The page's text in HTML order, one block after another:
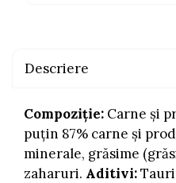
Descriere
Compoziție: Carne și
puțin 87% carne și
minerale, grăsime
zaharuri. Aditivi: